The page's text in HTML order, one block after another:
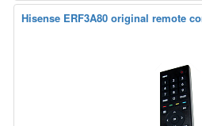
Hisense ERF3A80 original remote